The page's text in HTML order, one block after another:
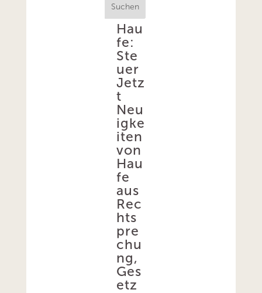
Suchen
Hau
fe:
Ste
uer
Jetz
t
Neu
igke
iten
von
Hau
fe
aus
Rec
hts
pre
chu
ng,
Ges
etz